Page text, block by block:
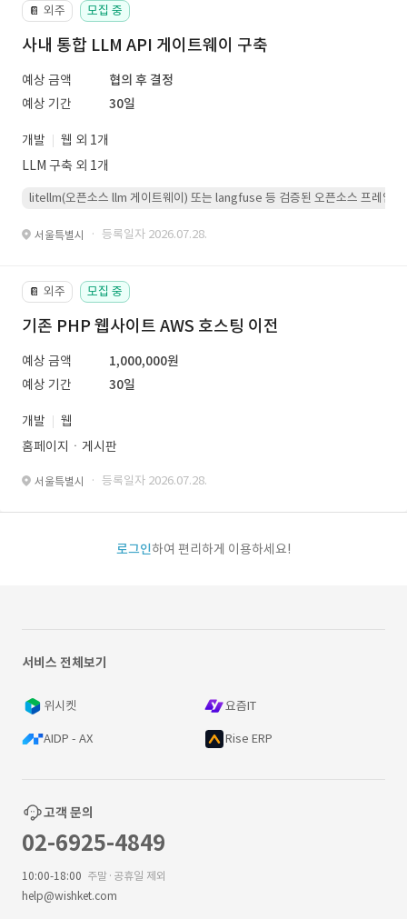
📔 외주 모집 중
사내 통합 LLM API 게이트웨이 구축
예상 금액
협의 후 결정
예상 기간
30일
개발
웹 외 1개
LLM 구축 외 1개
litellm(오픈소스 llm 게이트웨이) 또는 langfuse 등 검증된 오픈소스 프레임워
서울특별시 · 등록일자 2026.07.28.
📔 외주 모집 중
기존 PHP 웹사이트 AWS 호스팅 이전
예상 금액
1,000,000원
예상 기간
30일
개발
웹
홈페이지ㆍ게시판
서울특별시 · 등록일자 2026.07.28.
로그인하여 편리하게 이용하세요!
서비스 전체보기
위시켓 요즘IT
AIDP - AX Rise ERP
고객 문의
02-6925-4849
10:00-18:00 주말·공휴일 제외
help@wishket.com